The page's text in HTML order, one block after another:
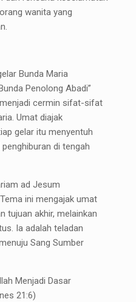
wanita yang
Bunda Maria
Penolong Abadi”
cermin sifat-sifat
Umat diajak
gelar itu menyentuh
di tengah
ad Jesum
ini mengajak umat
tujuan akhir, melainkan
Ia adalah teladan
Sang Sumber
Menjadi Dasar
21:6)